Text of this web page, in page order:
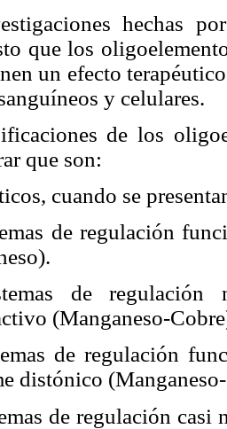
hechas
que los
un efecto
y celulares.
de los
que son:
cuando se
de regulación
de regulación
(Manganeso-
de regulación
distónico
de regulación